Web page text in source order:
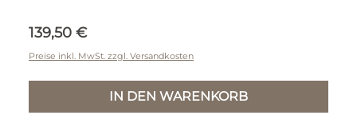
Regulärer Preis:
139,50 €
Preise inkl. MwSt. zzgl. Versandkosten
IN DEN WARENKORB